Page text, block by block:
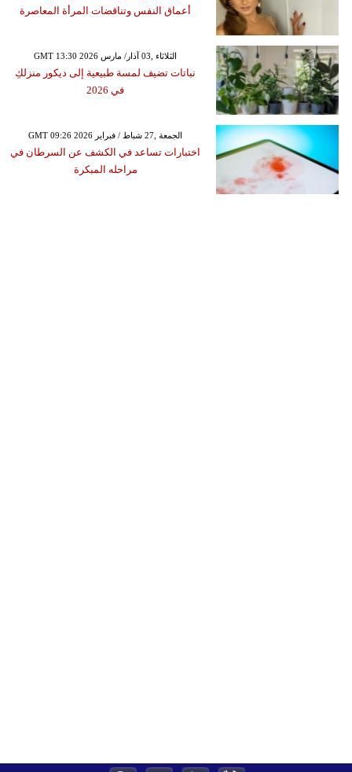
أعماق النفس وتناقضات المرأة المعاصرة
GMT 13:30 2026 الثلاثاء ,03 آذار/ مارس
نباتات تضيف لمسة طبيعية إلى ديكور منزلكِ
في 2026
GMT 09:26 2026 الجمعة ,27 شباط / فبراير
اختبارات تساعد في الكشف عن السرطان في
مراحله المبكرة